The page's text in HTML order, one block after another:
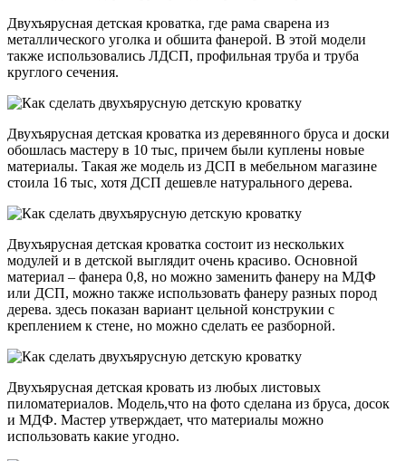
Двухъярусная детская кроватка, где рама сварена из
металлического уголка и обшита фанерой. В этой модели
также использовались ЛДСП, профильная труба и труба
круглого сечения.
Двухъярусная детская кроватка из деревянного бруса и доски
обошлась мастеру в 10 тыс, причем были куплены новые
материалы. Такая же модель из ДСП в мебельном магазине
стоила 16 тыс, хотя ДСП дешевле натурального дерева.
Двухъярусная детская кроватка состоит из нескольких
модулей и в детской выглядит очень красиво. Основной
материал – фанера 0,8, но можно заменить фанеру на МДФ
или ДСП, можно также использовать фанеру разных пород
дерева. здесь показан вариант цельной конструкии с
креплением к стене, но можно сделать ее разборной.
Двухъярусная детская кровать из любых листовых
пиломатериалов. Модель,что на фото сделана из бруса, досок
и МДФ. Мастер утверждает, что материалы можно
использовать какие угодно.